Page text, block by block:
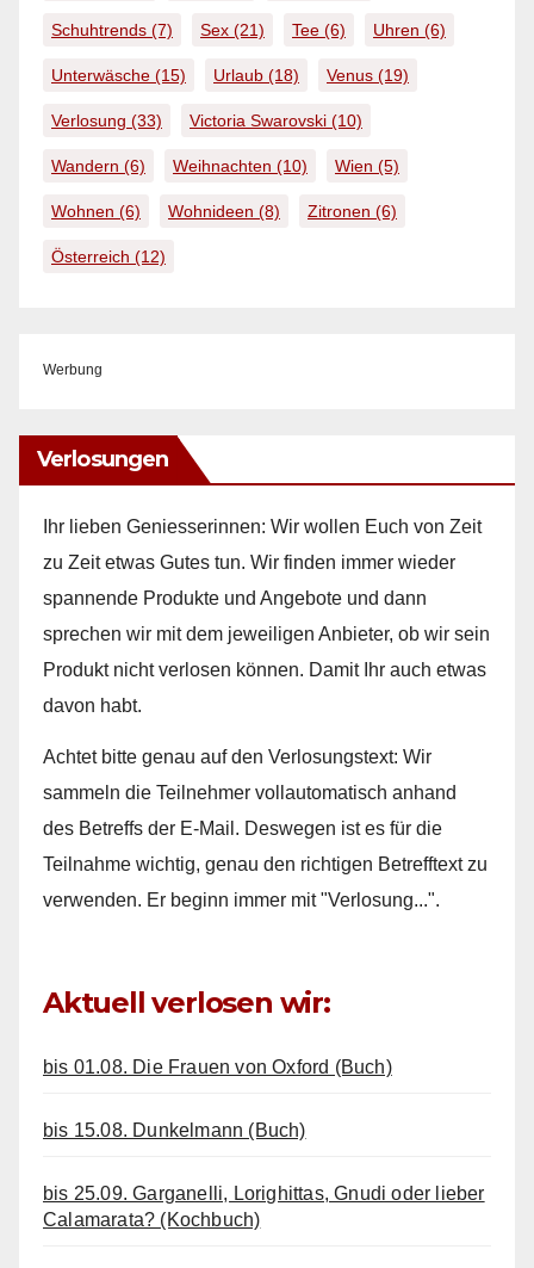
Schuhtrends (7) Sex (21) Tee (6) Uhren (6)
Unterwäsche (15) Urlaub (18) Venus (19)
Verlosung (33) Victoria Swarovski (10)
Wandern (6) Weihnachten (10) Wien (5)
Wohnen (6) Wohnideen (8) Zitronen (6)
Österreich (12)
Werbung
Verlosungen
Ihr lieben Geniesserinnen: Wir wollen Euch von Zeit
zu Zeit etwas Gutes tun. Wir finden immer wieder
spannende Produkte und Angebote und dann
sprechen wir mit dem jeweiligen Anbieter, ob wir sein
Produkt nicht verlosen können. Damit Ihr auch etwas
davon habt.
Achtet bitte genau auf den Verlosungstext: Wir
sammeln die Teilnehmer vollautomatisch anhand
des Betreffs der E-Mail. Deswegen ist es für die
Teilnahme wichtig, genau den richtigen Betrefftext zu
verwenden. Er beginn immer mit "Verlosung...".
Aktuell verlosen wir:
bis 01.08. Die Frauen von Oxford (Buch)
bis 15.08. Dunkelmann (Buch)
bis 25.09. Garganelli, Lorighittas, Gnudi oder lieber
Calamarata? (Kochbuch)